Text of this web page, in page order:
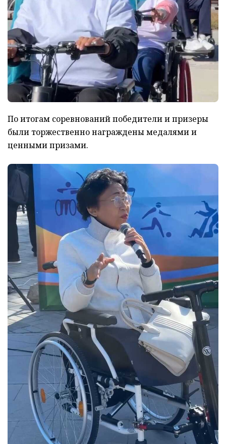
По итогам соревнований победители и призеры
были торжественно награждены медалями и
ценными призами.